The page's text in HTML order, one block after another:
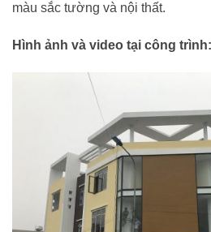
màu sắc tường và nội thất.
Hình ảnh và video tại công trình: